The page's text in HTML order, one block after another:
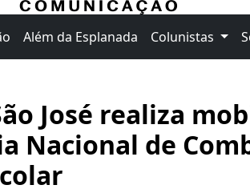
Além da Esplanada Colunistas
José realiza
Nacional de